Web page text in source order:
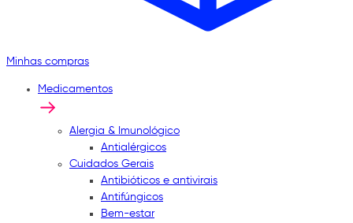
Minhas compras
Medicamentos
Alergia & Imunológico
Antialérgicos
Cuidados Gerais
Antibióticos e antivirais
Antifúngicos
Bem-estar